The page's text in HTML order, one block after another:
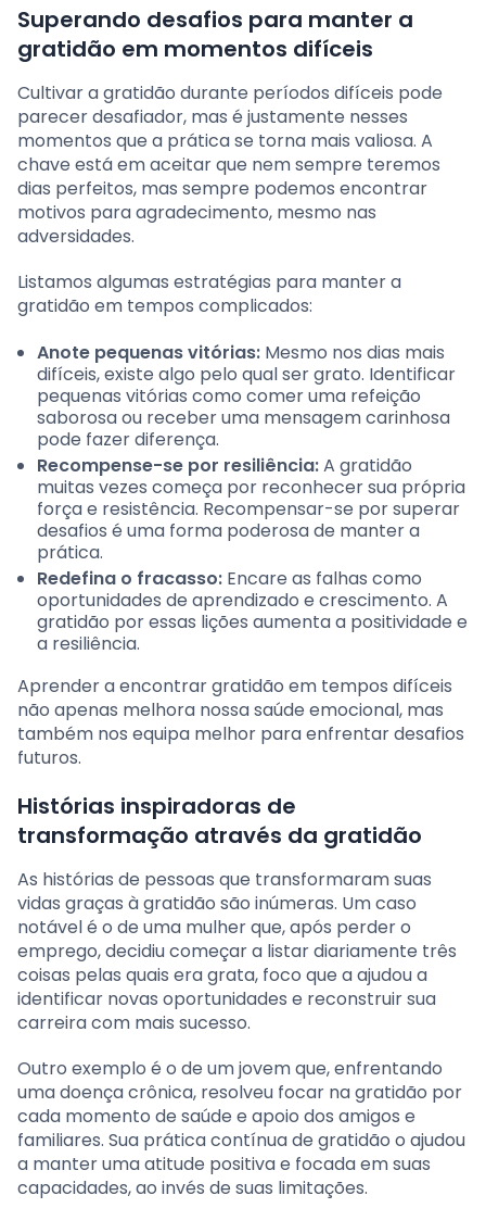
Superando desafios para manter a
gratidão em momentos difíceis
Cultivar a gratidão durante períodos difíceis pode
parecer desafiador, mas é justamente nesses
momentos que a prática se torna mais valiosa. A
chave está em aceitar que nem sempre teremos
dias perfeitos, mas sempre podemos encontrar
motivos para agradecimento, mesmo nas
adversidades.
Listamos algumas estratégias para manter a
gratidão em tempos complicados:
Anote pequenas vitórias: Mesmo nos dias mais
difíceis, existe algo pelo qual ser grato. Identificar
pequenas vitórias como comer uma refeição
saborosa ou receber uma mensagem carinhosa
pode fazer diferença.
Recompense-se por resiliência:A gratidão
muitas vezes começa por reconhecer sua própria
força e resistência. Recompensar-se por superar
desafios é uma forma poderosa de manter a
prática.
Redefina o fracasso: Encare as falhas como
oportunidades de aprendizado e crescimento. A
gratidão por essas lições aumenta a positividade e
a resiliência.
Aprender a encontrar gratidão em tempos difíceis
não apenas melhora nossa saúde emocional, mas
também nos equipa melhor para enfrentar desafios
futuros.
Histórias inspiradoras de
transformação através da gratidão
As histórias de pessoas que transformaram suas
vidas graças à gratidão são inúmeras. Um caso
notável é o de uma mulher que, após perder o
emprego, decidiu começar a listar diariamente três
coisas pelas quais era grata, foco que a ajudou a
identificar novas oportunidades e reconstruir sua
carreira com mais sucesso.
Outro exemplo é o de um jovem que, enfrentando
uma doença crônica, resolveu focar na gratidão por
cada momento de saúde e apoio dos amigos e
familiares. Sua prática contínua de gratidão o ajudou
a manter uma atitude positiva e focada em suas
capacidades, ao invés de suas limitações.